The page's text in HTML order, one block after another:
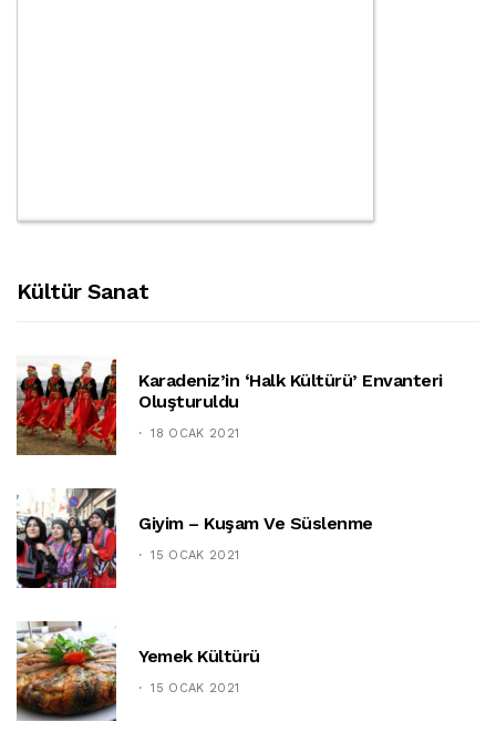
Kültür Sanat
Karadeniz’in ‘halk Kültürü’ Envanteri
Oluşturuldu
18 OCAK 2021
Giyim – Kuşam Ve Süslenme
15 OCAK 2021
Yemek Kültürü
15 OCAK 2021